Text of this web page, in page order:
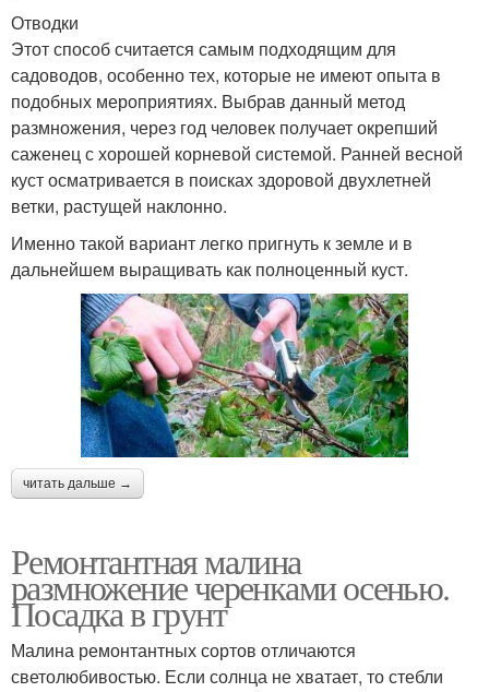
Отводки
Этот способ считается самым подходящим для
садоводов, особенно тех, которые не имеют опыта в
подобных мероприятиях. Выбрав данный метод
размножения, через год человек получает окрепший
саженец с хорошей корневой системой. Ранней весной
куст осматривается в поисках здоровой двухлетней
ветки, растущей наклонно.
Именно такой вариант легко пригнуть к земле и в
дальнейшем выращивать как полноценный куст.
читать дальше →
Ремонтантная малина
размножение черенками осенью.
Посадка в грунт
Малина ремонтантных сортов отличаются
светолюбивостью. Если солнца не хватает, то стебли